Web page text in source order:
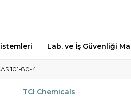
Lab. ve İş Güvenliği
101-80-4
TCI Chemicals